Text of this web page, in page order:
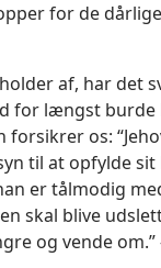
for de
af, har det
for længst burde
forsikrer os:
til at opfylde
er tålmodig
skal blive
og vende om.”